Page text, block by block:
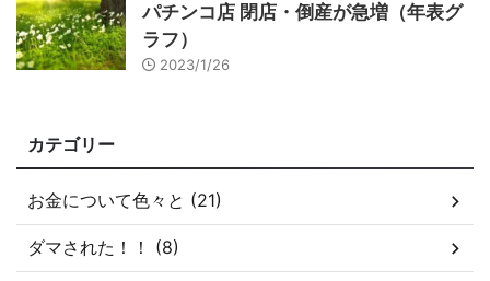
パチンコ店 閉店・倒産が急増（年表グ
ラフ）
2023/1/26
カテゴリー
お金について色々と (21)
ダマされた！！ (8)